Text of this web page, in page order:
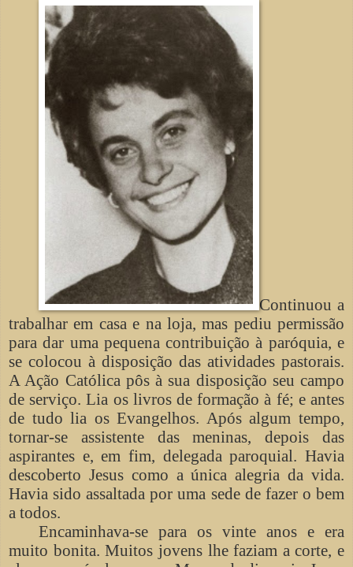
Continuou a
trabalhar em casa e na loja, mas pediu permissão
para dar uma pequena contribuição à paróquia, e
se colocou à disposição das atividades pastorais.
A Ação Católica pôs à sua disposição seu campo
de serviço. Lia os livros de formação à fé; e antes
de tudo lia os Evangelhos. Após algum tempo,
tornar-se assistente das meninas, depois das
aspirantes e, em fim, delegada paroquial. Havia
descoberto Jesus como a única alegria da vida.
Havia sido assaltada por uma sede de fazer o bem
a todos.
Encaminhava-se para os vinte anos e era
muito bonita. Muitos jovens lhe faziam a corte, e